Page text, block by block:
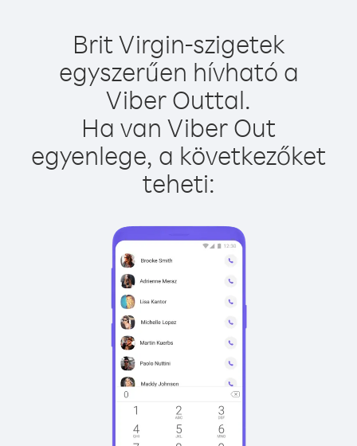
Brit Virgin-szigetek
egyszerűen hívható a
Viber Outtal.
Ha van Viber Out
egyenlege, a következőket
teheti: